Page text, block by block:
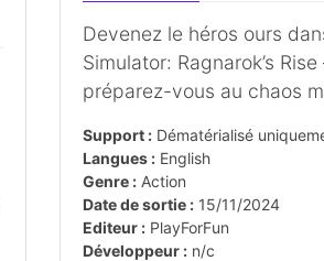
Devenez le héros ours
Simulator: Ragnarok’s Rise
préparez-vous au chaos
Support : Dématérialisé
Langues : English
Genre : Action
Date de sortie : 15/11/2024
Editeur : PlayForFun
Développeur : n/c